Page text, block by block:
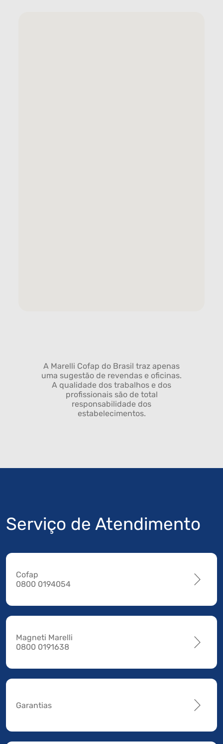
A Marelli Cofap do Brasil traz apenas
uma sugestão de revendas e oficinas.
A qualidade dos trabalhos e dos
profissionais são de total
responsabilidade dos
estabelecimentos.
Serviço de Atendimento
Cofap
0800 0194054
Magneti Marelli
0800 0191638
Garantias